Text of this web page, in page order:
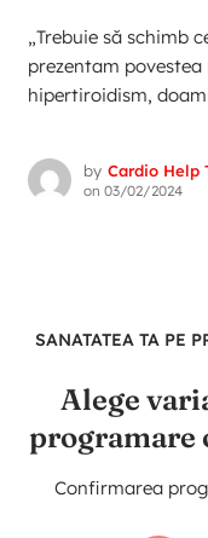
„Trebuie să schimb
prezentam
hipertiroidism,
by Cardio Help
on 03/02/2024
SANATATEA TA PE
Alege
programare
Confirmarea